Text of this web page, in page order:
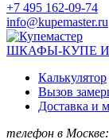
+7 495 162-09-74
info@kupemaster.ru
ШКАФЫ-КУПЕ И
Калькулятор
Вызов
Доставка и
телефон в Москве: